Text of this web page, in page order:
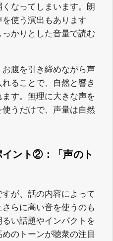
なってしまいます。朗
使う演出もあります
かりとした音量で読む
腹を引き締めながら声
ることで、自然と響き
す。無理に大きな声を
うだけで、声量は自然
ント②：「声のト
が、話の内容によって
らに高い音を使うのも
い話題やインパクトを
のトーンが聴衆の注目